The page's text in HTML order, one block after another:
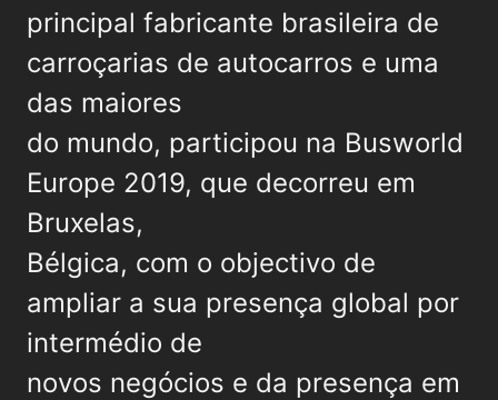
principal fabricante brasileira de
carroçarias de autocarros e uma
das maiores
do mundo, participou na Busworld
Europe 2019, que decorreu em
Bruxelas,
Bélgica, com o objectivo de
ampliar a sua presença global por
intermédio de
novos negócios e da presença em